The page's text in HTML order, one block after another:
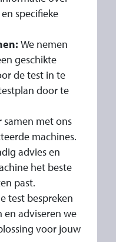
specifieke
We nemen
geschikte
de test in te
door te
samen met ons
machines.
advies en
het beste
past.
test bespreken
en adviseren we
voor jouw